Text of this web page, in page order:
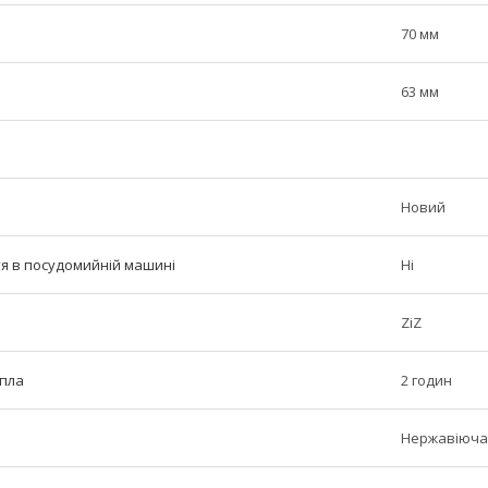
70 мм
63 мм
Новий
в посудомийній машині Ні
ZiZ
2 годин
Нержавіюча